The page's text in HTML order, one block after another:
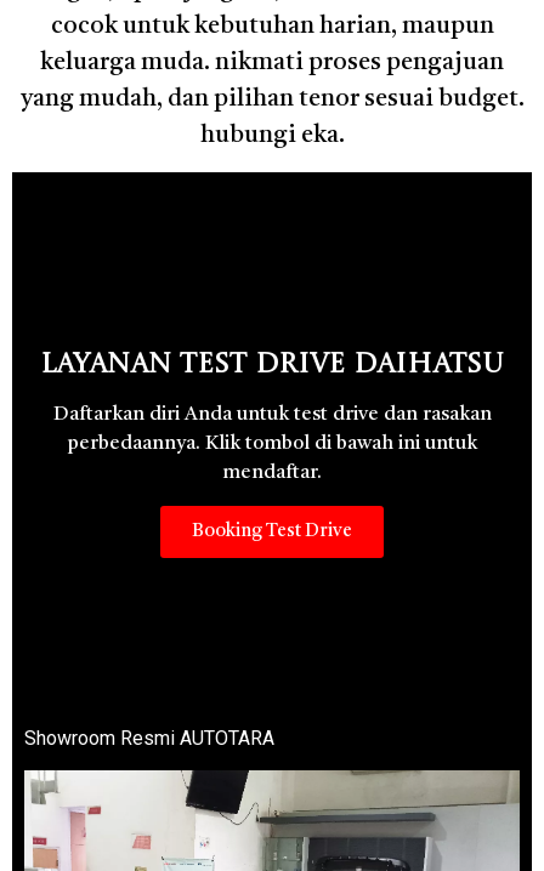
cocok untuk kebutuhan harian, maupun
keluarga muda. nikmati proses pengajuan
yang mudah, dan pilihan tenor sesuai budget.
hubungi eka.
Layanan Test Drive Daihatsu
Daftarkan diri Anda untuk test drive dan rasakan
perbedaannya. Klik tombol di bawah ini untuk
mendaftar.
Booking Test Drive
Showroom Resmi AUTOTARA